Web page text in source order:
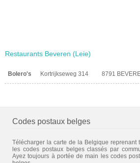
Restaurants Beveren (Leie)
Bolero's Kortrijkseweg 314 8791
Codes postaux belges
Télécharger la carte de la Belgique reprenant
les codes postaux belges classés par
Ayez toujours à portée de main les codes